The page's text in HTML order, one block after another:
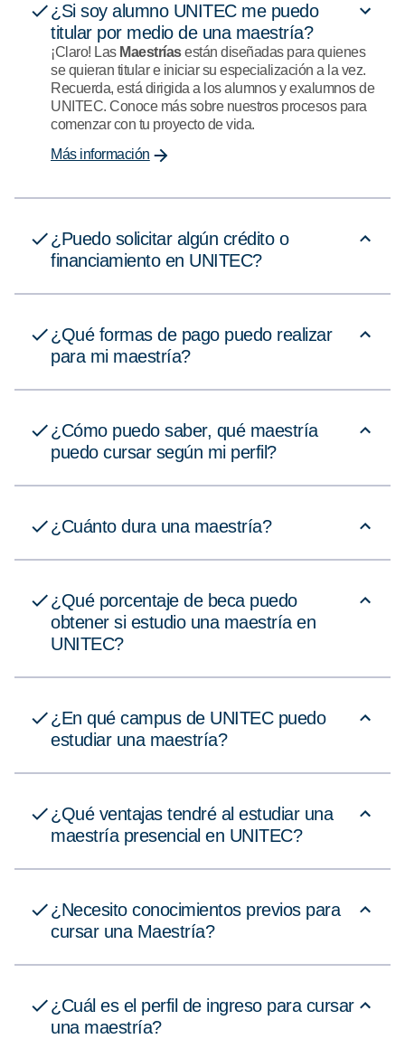
¿Si soy alumno UNITEC me puedo
titular por medio de una maestría?
¡Claro! Las Maestríasestán diseñadas para quienes
se quieran titular e iniciar su especialización a la vez.
Recuerda, está dirigida a los alumnos y exalumnos de
UNITEC. Conoce más sobre nuestros procesos para
comenzar con tu proyecto de vida.
Más información
¿Puedo solicitar algún crédito o
financiamiento en UNITEC?
¿Qué formas de pago puedo realizar
para mi maestría?
¿Cómo puedo saber, qué maestría
puedo cursar según mi perfil?
¿Cuánto dura una maestría?
¿Qué porcentaje de beca puedo
obtener si estudio una maestría en
UNITEC?
¿En qué campus de UNITEC puedo
estudiar una maestría?
¿Qué ventajas tendré al estudiar una
maestría presencial en UNITEC?
¿Necesito conocimientos previos para
cursar una Maestría?
¿Cuál es el perfil de ingreso para cursar
una maestría?